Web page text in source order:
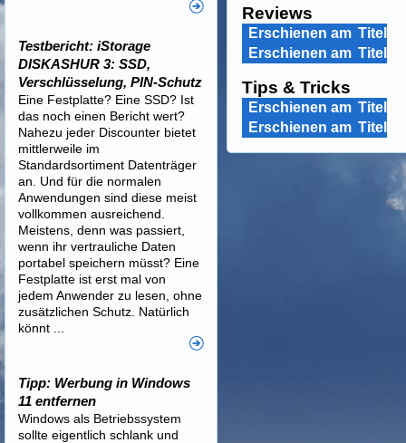
Reviews
Erschienen am Titel
Erschienen am Titel
Tips & Tricks
Erschienen am Titel
Erschienen am Titel
Testbericht: iStorage
DISKASHUR 3: SSD,
Verschlüsselung, PIN-Schutz
Eine Festplatte? Eine SSD? Ist
das noch einen Bericht wert?
Nahezu jeder Discounter bietet
mittlerweile im
Standardsortiment Datenträger
an. Und für die normalen
Anwendungen sind diese meist
vollkommen ausreichend.
Meistens, denn was passiert,
wenn ihr vertrauliche Daten
portabel speichern müsst? Eine
Festplatte ist erst mal von
jedem Anwender zu lesen, ohne
zusätzlichen Schutz. Natürlich
könnt ...
Tipp: Werbung in Windows
11 entfernen
Windows als Betriebssystem
sollte eigentlich schlank und